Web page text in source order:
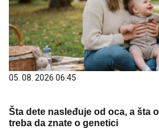
05. 08. 2026 06:45
Šta dete nasleđuje od oca, a šta
treba da znate o genetici